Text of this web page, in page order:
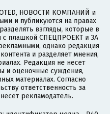
НОВОСТИ КОМПАНИЙ и
и публикуются на правах
взгляды, которые в
с плашкой СПЕЦПРОЕКТ и ЗА
однако редакция
и разделяет мнения,
Редакция не несет
и оценочные суждения,
материалах. Согласно
ответственность за
рекламодатель.